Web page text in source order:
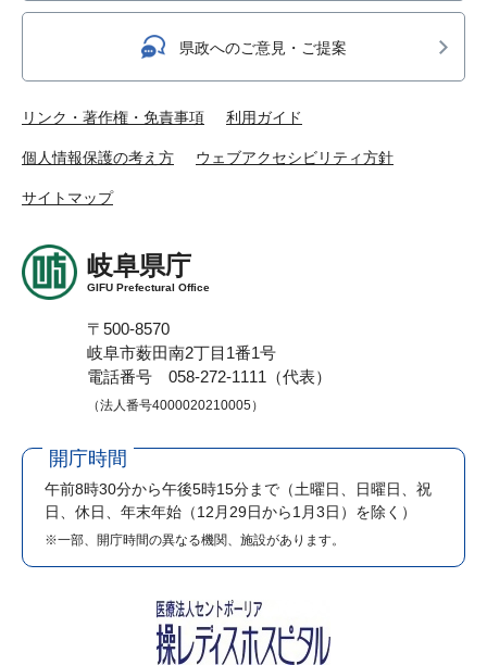
県政へのご意見・ご提案
リンク・著作権・免責事項 利用ガイド
個人情報保護の考え方 ウェブアクセシビリティ方針
サイトマップ
岐阜県庁
GIFU Prefectural Office
〒500-8570
岐阜市薮田南2丁目1番1号
電話番号 058-272-1111（代表）
（法人番号4000020210005）
開庁時間
午前8時30分から午後5時15分まで （土曜日、日曜日、祝
日、休日、年末年始（12月29日から1月3日）を除く）
※一部、開庁時間の異なる機関、施設があります。